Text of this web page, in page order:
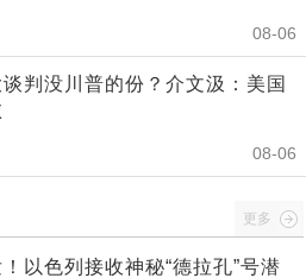
08-06
判没川普的份？介文汲：美国
08-06
更多
以色列接收神秘“德拉孔”号潜